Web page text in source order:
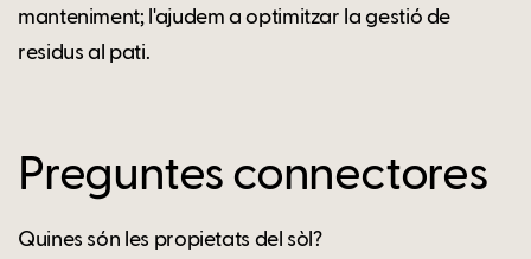
manteniment; l'ajudem a optimitzar la gestió de
residus al pati.
Preguntes connectores
Quines són les propietats del sòl?